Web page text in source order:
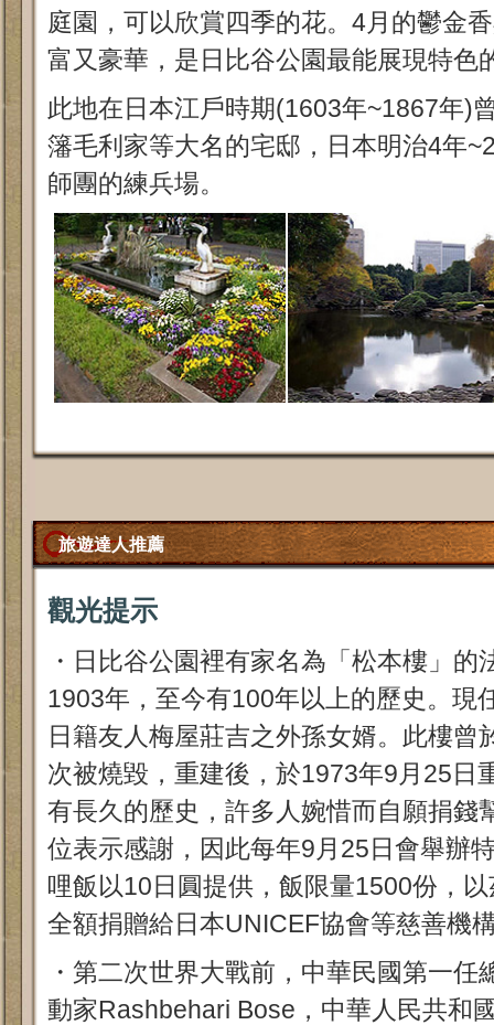
庭園，可以欣賞四季的花。4月的鬱金
富又豪華，是日比谷公園最能展現特色
此地在日本江戶時期(1603年~1867年)
籓毛利家等大名的宅邸，日本明治4年
師團的練兵場。
旅遊達人推薦
觀光提示
・日比谷公園裡有家名為「松本樓」
1903年，至今有100年以上的歷史。現
日籍友人梅屋莊吉之外孫女婿。此樓曾
次被燒毀，重建後，於1973年9月25日
有長久的歷史，許多人婉惜而自願捐錢
位表示感謝，因此每年9月25日會舉辦
哩飯以10日圓提供，飯限量1500份，
全額捐贈給日本UNICEF協會等慈善機
・第二次世界大戰前，中華民國第一
動家Rashbehari Bose，中華人民共和